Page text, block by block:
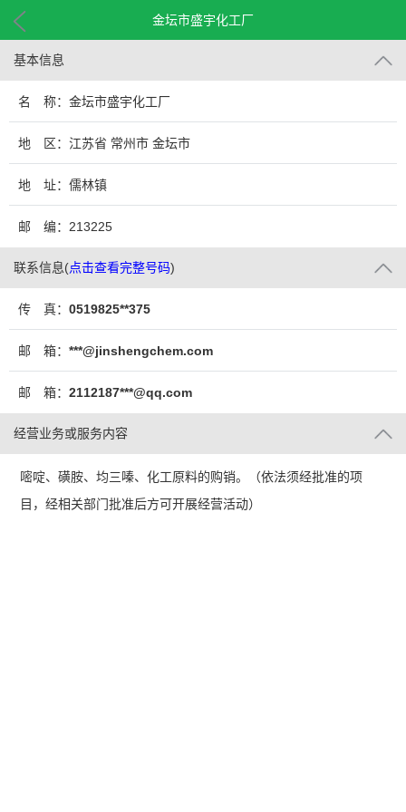
金坛市盛宇化工厂
基本信息
名 称：金坛市盛宇化工厂
地 区：江苏省 常州市 金坛市
地 址：儒林镇
邮 编：213225
联系信息(点击查看完整号码)
传 真： 0519825**375
邮 箱： ***@jinshengchem.com
邮 箱： 2112187***@qq.com
经营业务或服务内容
嘧啶、磺胺、均三嗪、化工原料的购销。（依法须经批准的项
目，经相关部门批准后方可开展经营活动）